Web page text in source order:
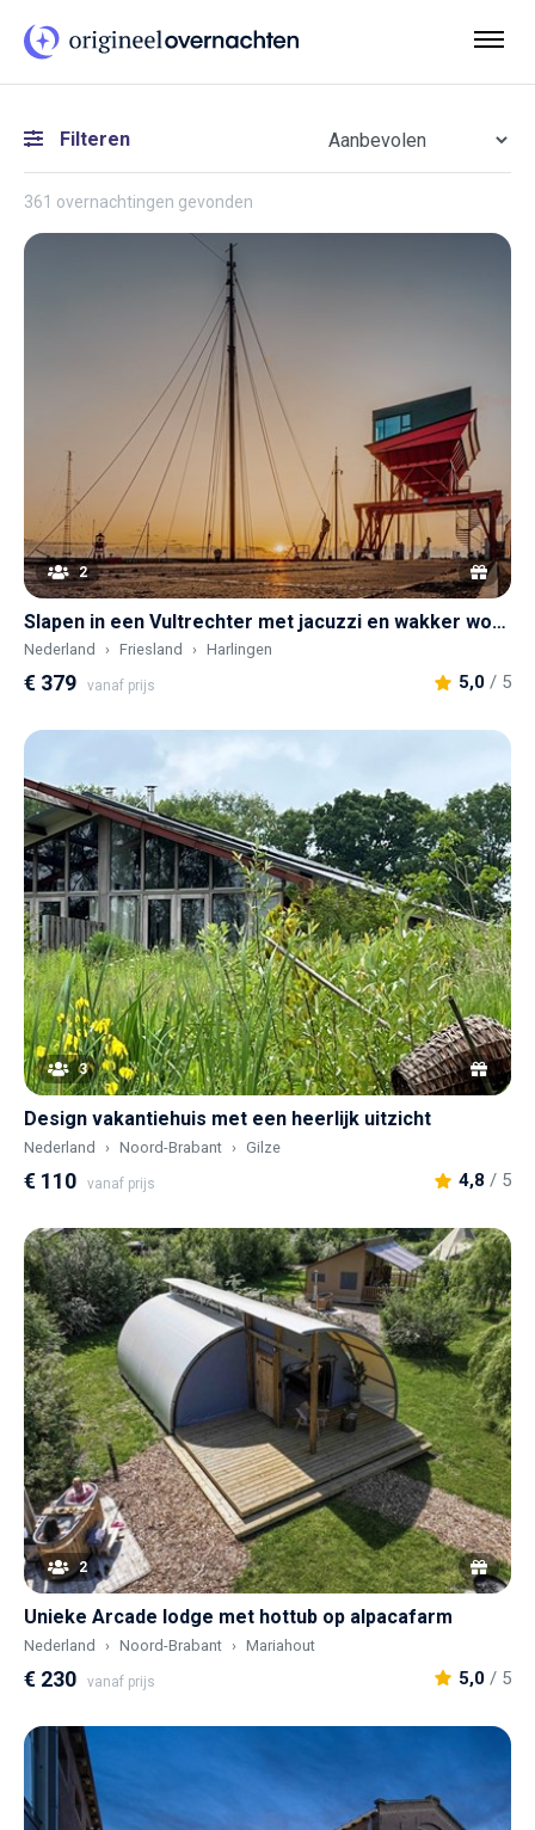
Filteren
361 overnachtingen gevonden
2
Slapen in een Vultrechter met jacuzzi en wakker worden met uitzicht over de Waddenzee
Nederland Friesland Harlingen
€ 379 vanaf prijs 5,0 / 5
3
Design vakantiehuis met een heerlijk uitzicht
Nederland Noord-Brabant Gilze
€ 110 vanaf prijs 4,8 / 5
2
Unieke Arcade lodge met hottub op alpacafarm
Nederland Noord-Brabant Mariahout
€ 230 vanaf prijs 5,0 / 5